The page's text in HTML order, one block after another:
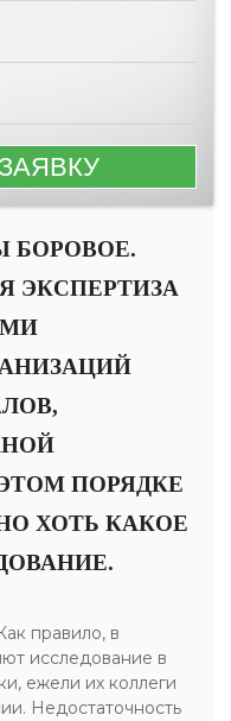
БОРОВОЕ.
ЭКСПЕРТИЗА
ПОРЯДКЕ
ХОТЬ КАКОЕ
правило, в
исследование в
ежели их коллеги
Недостаточность